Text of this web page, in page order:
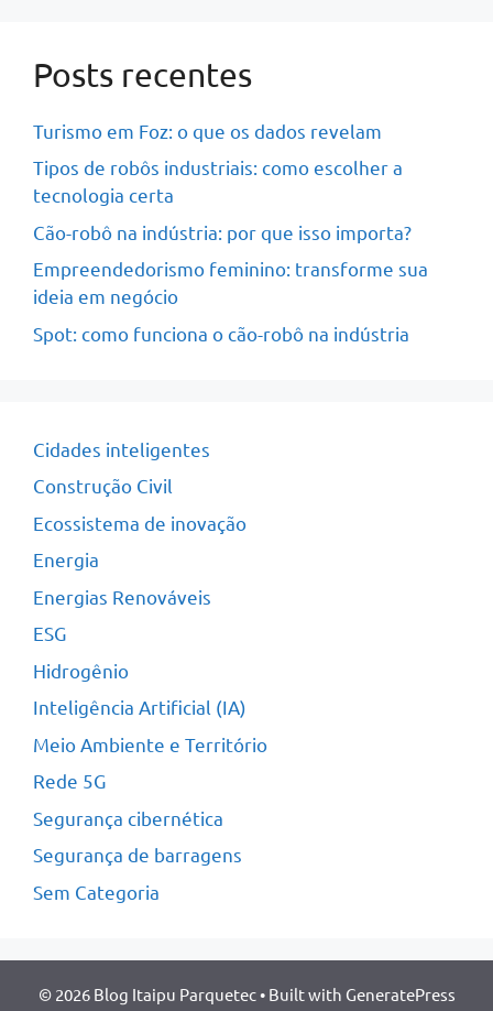
Posts recentes
Turismo em Foz: o que os dados revelam
Tipos de robôs industriais: como escolher a
tecnologia certa
Cão-robô na indústria: por que isso importa?
Empreendedorismo feminino: transforme sua
ideia em negócio
Spot: como funciona o cão-robô na indústria
Cidades inteligentes
Construção Civil
Ecossistema de inovação
Energia
Energias Renováveis
ESG
Hidrogênio
Inteligência Artificial (IA)
Meio Ambiente e Território
Rede 5G
Segurança cibernética
Segurança de barragens
Sem Categoria
© 2026 Blog Itaipu Parquetec• Built with GeneratePress